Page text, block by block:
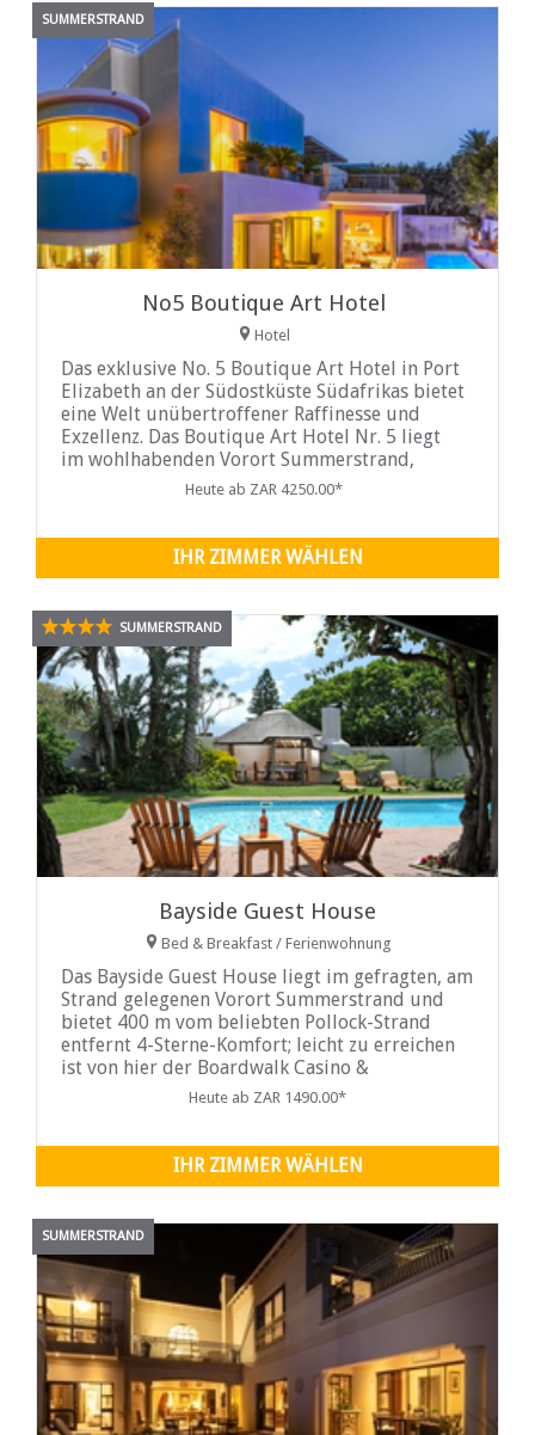
SUMMERSTRAND
No5 Boutique Art Hotel
Hotel
Das exklusive No. 5 Boutique Art Hotel in Port
Elizabeth an der Südostküste Südafrikas bietet
eine Welt unübertroffener Raffinesse und
Exzellenz. Das Boutique Art Hotel Nr. 5 liegt
im wohlhabenden Vorort Summerstrand,
Heute ab ZAR 4250.00*
IHR ZIMMER WÄHLEN
SUMMERSTRAND
Bayside Guest House
Bed & Breakfast / Ferienwohnung
Das Bayside Guest House liegt im gefragten, am
Strand gelegenen Vorort Summerstrand und
bietet 400 m vom beliebten Pollock-Strand
entfernt 4-Sterne-Komfort; leicht zu erreichen
ist von hier der Boardwalk Casino &
Entertainment ...Heute ab ZAR 1490.00*
IHR ZIMMER WÄHLEN
SUMMERSTRAND